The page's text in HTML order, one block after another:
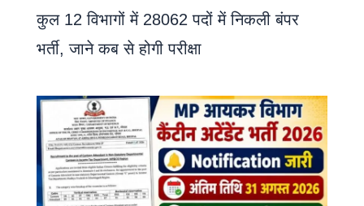
कुल 12 विभागों में 28062 पदों में निकली बंपर
भर्ती, जाने कब से होगी परीक्षा